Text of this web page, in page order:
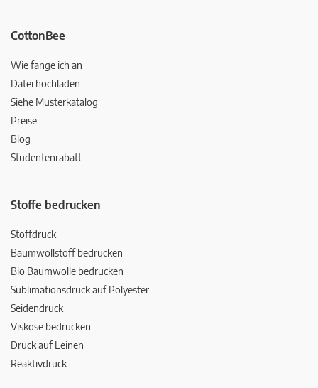
CottonBee
Wie fange ich an
Datei hochladen
Siehe Musterkatalog
Preise
Blog
Studentenrabatt
Stoffe bedrucken
Stoffdruck
Baumwollstoff bedrucken
Bio Baumwolle bedrucken
Sublimationsdruck auf Polyester
Seidendruck
Viskose bedrucken
Druck auf Leinen
Reaktivdruck